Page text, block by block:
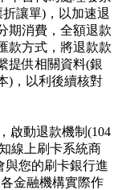
讓單)，以加速退
期消費，全額退款
款方式，將退款款
提供相關資料(銀
)，以利後續核對
啟動退款機制(104
線上刷卡系統商
與您的刷卡銀行進
金融機構實際作